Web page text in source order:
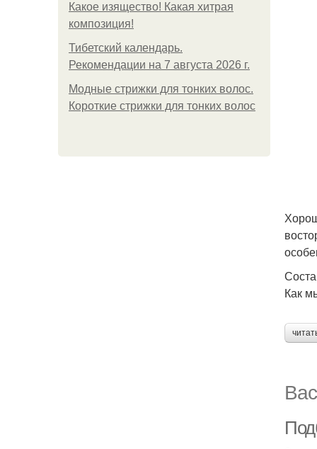
Какое изящество! Какая хитрая
композиция!
Тибетский календарь.
Рекомендации на 7 августа 2026 г.
Модные стрижки для тонких волос.
Короткие стрижки для тонких волос
Как